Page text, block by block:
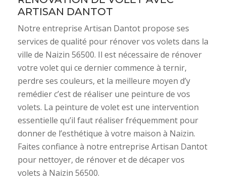
ARTISAN DANTOT
Notre entreprise Artisan Dantot propose ses
services de qualité pour rénover vos volets dans la
ville de Naizin 56500. Il est nécessaire de rénover
votre volet qui ce dernier commence à ternir,
perdre ses couleurs, et la meilleure moyen d’y
remédier c’est de réaliser une peinture de vos
volets. La peinture de volet est une intervention
essentielle qu’il faut réaliser fréquemment pour
donner de l’esthétique à votre maison à Naizin.
Faites confiance à notre entreprise Artisan Dantot
pour nettoyer, de rénover et de décaper vos
volets à Naizin 56500.